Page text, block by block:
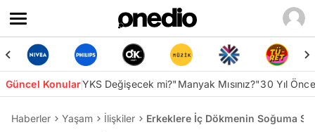
Güncel KonularYKS Değişecek mi?"Manyak Mısınız?"30 Yıl
Haberler Yaşam İlişkiler Erkeklere İç Dökmenin Soğuma